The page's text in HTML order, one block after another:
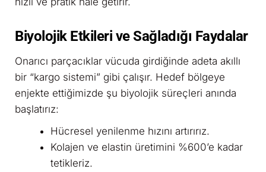
Biyolojik Etkileri ve Sağladığı Faydalar
Onarıcı parçacıklar vücuda girdiğinde adeta akıllı
bir “kargo sistemi” gibi çalışır. Hedef bölgeye
enjekte ettiğimizde şu biyolojik süreçleri anında
başlatırız:
Hücresel yenilenme hızını artırırız.
Kolajen ve elastin üretimini %600’e kadar
tetikleriz.